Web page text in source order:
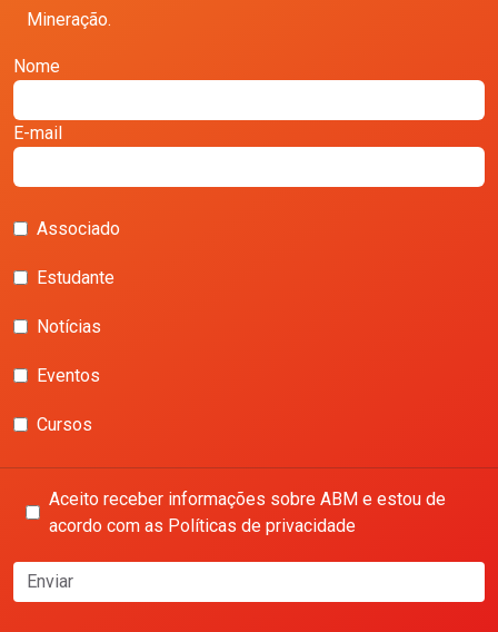
Mineração.
Nome
E-mail
Associado
Estudante
Notícias
Eventos
Cursos
Aceito receber informações sobre ABM e estou de
acordo com as Políticas de privacidade
Enviar